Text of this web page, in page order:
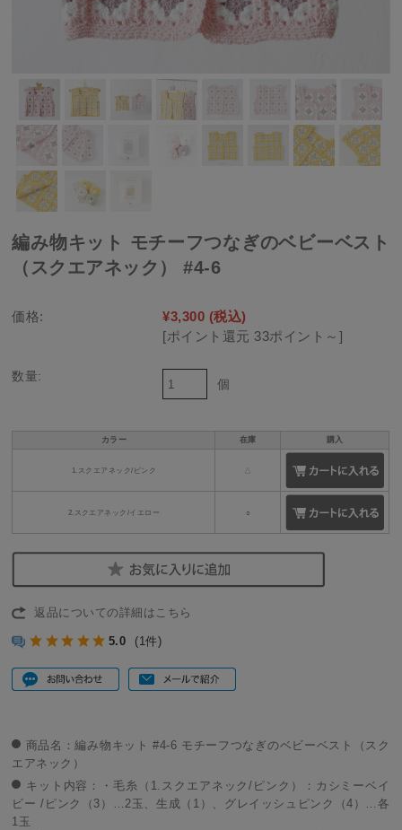
編み物キット モチーフつなぎのベビーベスト
（スクエアネック） #4-6
価格: ¥3,300 (税込)
[ポイント還元 33ポイント～]
数量:
個
カラー 在庫 購入
1.スクエアネック/ピンク
2.スクエアネック/イエロー ○
返品についての詳細はこちら
5.0 (1件)
商品名：編み物キット #4-6 モチーフつなぎのベビーベスト（スク
エアネック）
キット内容：・毛糸（1.スクエアネック/ピンク）：カシミーベイ
ビー /ピンク（3）…2玉、生成（1）、グレイッシュピンク（4）…各
1玉